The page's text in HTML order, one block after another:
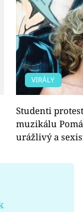
VIRÁLY
Studenti
muzikálu
urážlivý a